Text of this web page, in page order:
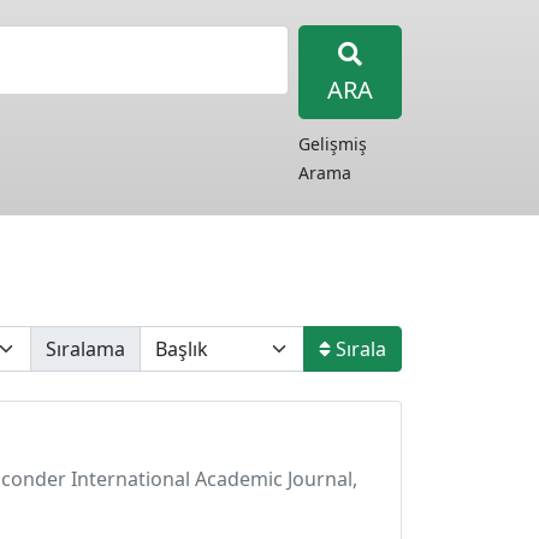
ARA
Gelişmiş
Arama
Sıralama Sırala
International Academic Journal,